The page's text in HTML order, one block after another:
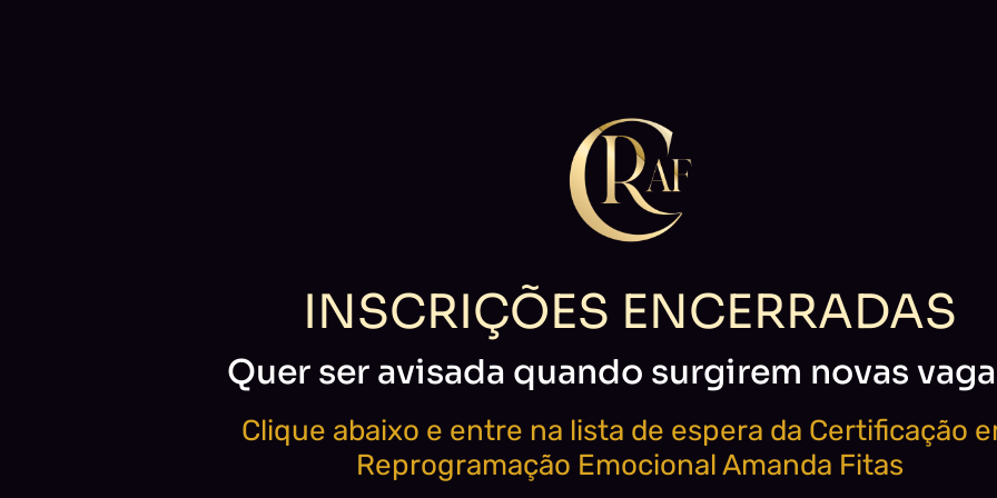
INSCRIÇÕES ENCERRADAS
Quer ser avisada quando surgirem novas
Clique abaixo e entre na lista de espera da Certificação
Reprogramação Emocional Amanda Fitas